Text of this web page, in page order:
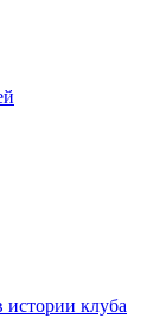
истории клуба